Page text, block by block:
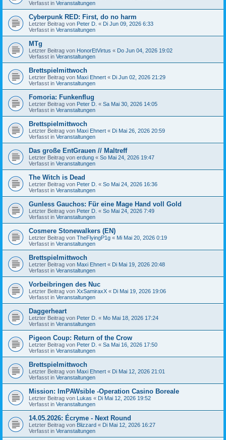
Verfasst in Veranstaltungen
Cyberpunk RED: First, do no harm
Letzter Beitrag von Peter D. « Di Jun 09, 2026 6:33
Verfasst in Veranstaltungen
MTg
Letzter Beitrag von HonorEtVirtus « Do Jun 04, 2026 19:02
Verfasst in Veranstaltungen
Brettspielmittwoch
Letzter Beitrag von Maxi Ehnert « Di Jun 02, 2026 21:29
Verfasst in Veranstaltungen
Fomoria: Funkenflug
Letzter Beitrag von Peter D. « Sa Mai 30, 2026 14:05
Verfasst in Veranstaltungen
Brettspielmittwoch
Letzter Beitrag von Maxi Ehnert « Di Mai 26, 2026 20:59
Verfasst in Veranstaltungen
Das große EntGrauen // Maltreff
Letzter Beitrag von erdung « So Mai 24, 2026 19:47
Verfasst in Veranstaltungen
The Witch is Dead
Letzter Beitrag von Peter D. « So Mai 24, 2026 16:36
Verfasst in Veranstaltungen
Gunless Gauchos: Für eine Mage Hand voll Gold
Letzter Beitrag von Peter D. « So Mai 24, 2026 7:49
Verfasst in Veranstaltungen
Cosmere Stonewalkers (EN)
Letzter Beitrag von TheFlyingP1g « Mi Mai 20, 2026 0:19
Verfasst in Veranstaltungen
Brettspielmittwoch
Letzter Beitrag von Maxi Ehnert « Di Mai 19, 2026 20:48
Verfasst in Veranstaltungen
Vorbeibringen des Nuc
Letzter Beitrag von XxSamiraxX « Di Mai 19, 2026 19:06
Verfasst in Veranstaltungen
Daggerheart
Letzter Beitrag von Peter D. « Mo Mai 18, 2026 17:24
Verfasst in Veranstaltungen
Pigeon Coup: Return of the Crow
Letzter Beitrag von Peter D. « Sa Mai 16, 2026 17:50
Verfasst in Veranstaltungen
Brettspielmittwoch
Letzter Beitrag von Maxi Ehnert « Di Mai 12, 2026 21:01
Verfasst in Veranstaltungen
Mission: ImPAWsible -Operation Casino Boreale
Letzter Beitrag von Lukas « Di Mai 12, 2026 19:52
Verfasst in Veranstaltungen
14.05.2026: Écryme - Next Round
Letzter Beitrag von Blizzard « Di Mai 12, 2026 16:27
Verfasst in Veranstaltungen